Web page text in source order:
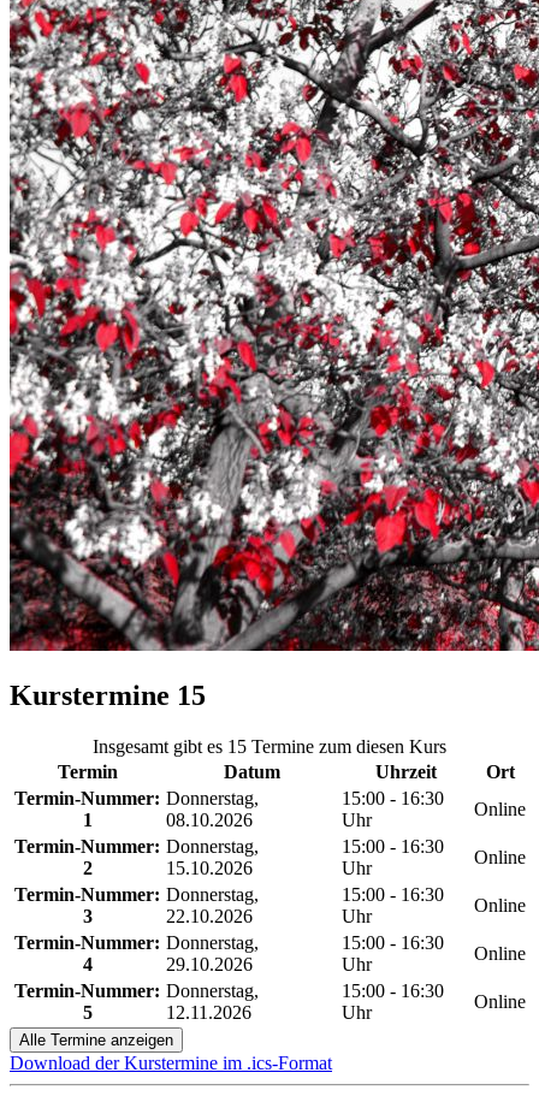
Kurstermine 15
Insgesamt gibt es 15 Termine zum diesen Kurs
Termin
Datum Uhrzeit
Ort
Termin-Nummer:
1
Donnerstag,
08.10.2026
15:00 - 16:30
Uhr
Online
Termin-Nummer:
2
Donnerstag,
15.10.2026
15:00 - 16:30
Uhr
Online
Termin-Nummer:
3
Donnerstag,
22.10.2026
15:00 - 16:30
Uhr
Online
Termin-Nummer:
4
Donnerstag,
29.10.2026
15:00 - 16:30
Uhr
Online
Termin-Nummer:
5
Donnerstag,
12.11.2026
15:00 - 16:30
Uhr
Online
Alle Termine anzeigen
Download der Kurstermine im .ics-Format